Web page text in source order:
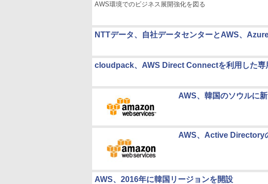
AWS環境でのビジネス展開強化を図る
NTTデータ、自社データセンターとAWS、
cloudpack、AWS Direct Connectを利用した専
AWS、韓国のソウルに
AWS、Active Directory
AWS、2016年に韓国リージョンを開設